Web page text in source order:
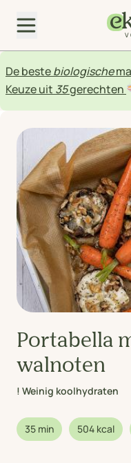
De bestebiologische
Keuze uit 35gerechten
Portabella
walnoten
! Weinig koolhydraten
35 min 504 kcal